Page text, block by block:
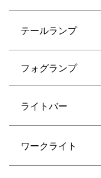
テールランプ
フォグランプ
ライトバー
ワークライト